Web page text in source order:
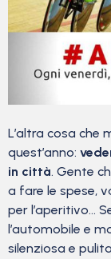
L’altra cosa che
quest’anno:
in città. Gente
a fare le spese,
per l’aperitivo…
l’automobile e
silenziosa e